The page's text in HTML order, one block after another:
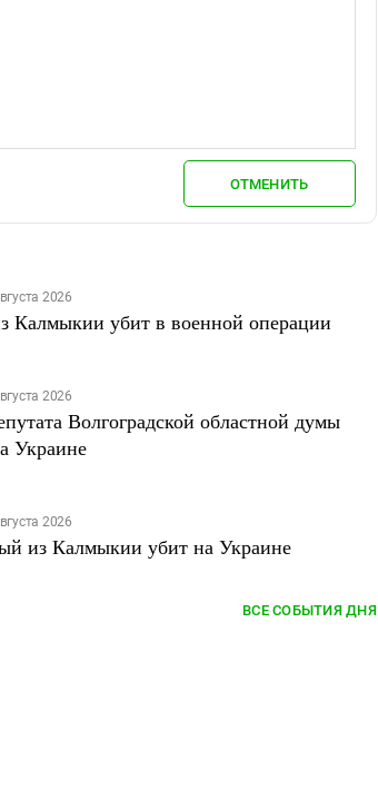
ОТМЕНИТЬ
2026
Калмыкии убит в военной операции
2026
Волгоградской областной думы
Украине
2026
из Калмыкии убит на Украине
ВСЕ СОБЫТИЯ ДНЯ